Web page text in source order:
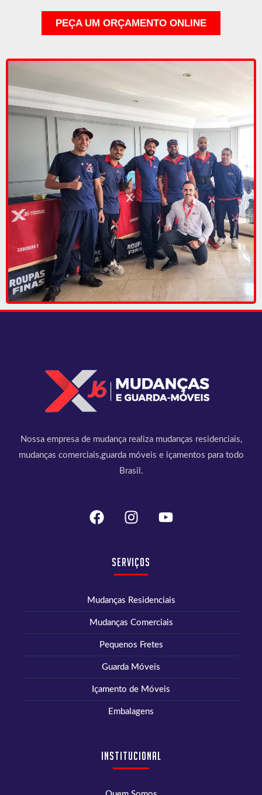
PEÇA UM ORÇAMENTO ONLINE
Nossa empresa de mudança realiza mudanças residenciais,
mudanças comerciais,guarda móveis e içamentos para todo
Brasil.
Serviços
Mudanças Residenciais
Mudanças Comerciais
Pequenos Fretes
Guarda Móveis
Içamento de Móveis
Embalagens
Institucional